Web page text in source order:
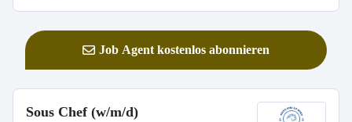
Job Agent kostenlos abonnieren
Sous Chef (w/m/d)